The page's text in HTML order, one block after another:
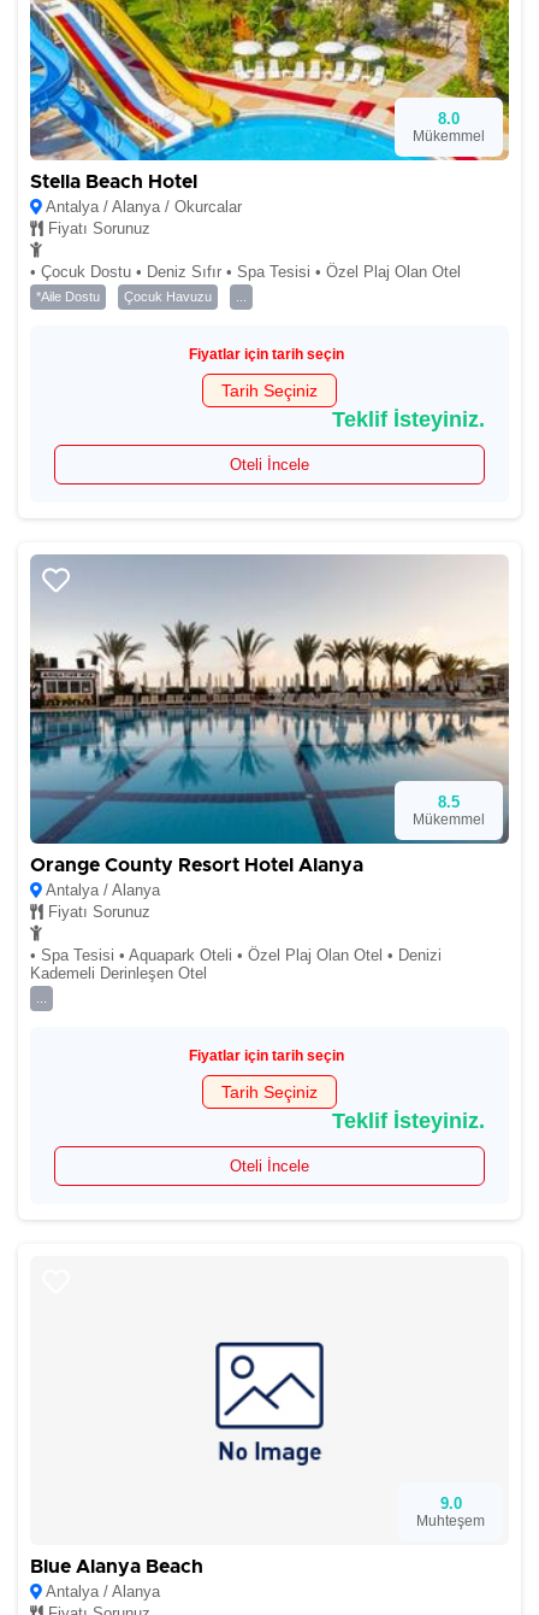
8.0
Mükemmel
Stella Beach Hotel
Antalya / Alanya / Okurcalar
Fiyatı Sorunuz
• Çocuk Dostu • Deniz Sıfır • Spa Tesisi • Özel Plaj Olan Otel
*Aile Dostu Çocuk Havuzu
Fiyatlar için tarih seçin
Tarih Seçiniz
Teklif İsteyiniz.
Oteli İncele
8.5
Mükemmel
Orange County Resort Hotel Alanya
Antalya / Alanya
Fiyatı Sorunuz
• Spa Tesisi • Aquapark Oteli • Özel Plaj Olan Otel • Denizi
Kademeli Derinleşen Otel
Fiyatlar için tarih seçin
Tarih Seçiniz
Teklif İsteyiniz.
Oteli İncele
9.0
Muhteşem
Blue Alanya Beach
Antalya / Alanya